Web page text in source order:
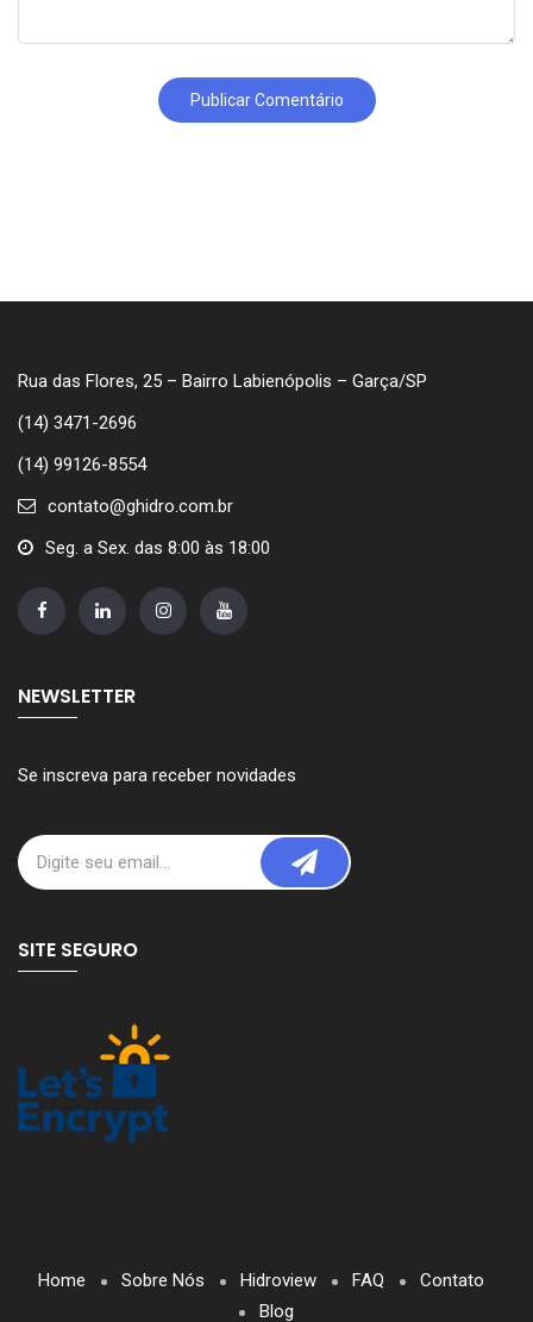
Rua das Flores, 25 – Bairro Labienópolis – Garça/SP
(14) 3471-2696
(14) 99126-8554
contato@ghidro.com.br
Seg. a Sex. das 8:00 às 18:00
NEWSLETTER
Se inscreva para receber novidades
SITE SEGURO
Home Sobre Nós Hidroview FAQ
Contato
Blog